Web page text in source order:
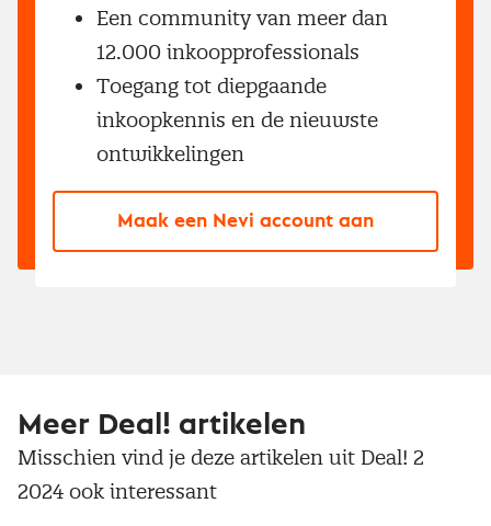
Een community van meer dan
12.000 inkoopprofessionals
Toegang tot diepgaande
inkoopkennis en de nieuwste
ontwikkelingen
Maak een Nevi account aan
Meer Deal! artikelen
Misschien vind je deze artikelen uit Deal! 2
2024 ook interessant